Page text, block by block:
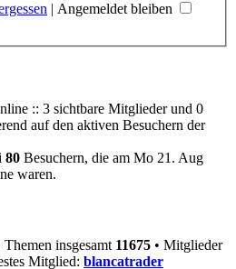
| Angemeldet bleiben
:: 3 sichtbare Mitglieder und 0
auf den aktiven Besuchern der
80 Besuchern, die am Mo 21. Aug
waren.
Themen insgesamt 11675 • Mitglieder
Mitglied: blancatrader